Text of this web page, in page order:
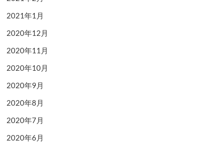
2021年1月
2020年12月
2020年11月
2020年10月
2020年9月
2020年8月
2020年7月
2020年6月